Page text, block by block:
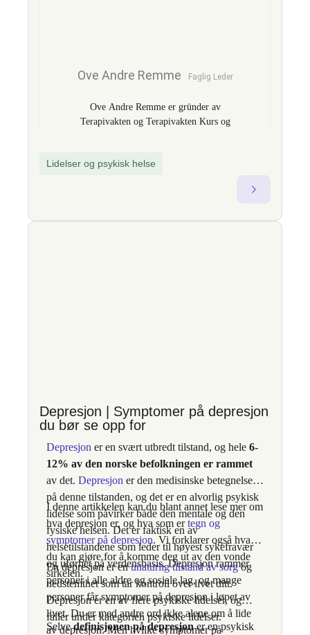
Ove Andre Remme Faglig Leder
Ove Andre Remme er gründer av
Terapivakten og Terapivakten Kurs og
avhengighetsterapi. Med over 18 års
teori og praktisk endringsarbeid. Som
Lidelser og psykisk helse
Depresjon | Symptomer på depresjon
du bør se opp for
Depresjon er en svært utbredt tilstand, og hele 6-
12% av den norske befolkningen er rammet
av det. Depresjon er den medisinske betegnelsen
på denne tilstanden, og det er en alvorlig psykisk
lidelse som påvirker både den mentale og den
fysiske helsen. Det er faktisk en av
helsetilstandene som leder til høyest sykefravær
og uførhet på verdensbasis. Depresjon rammer
personer i alle aldre og sosiale lag, og mange
personer får symptomer på depresjon i løpet av
livet. Du er med andre ord ikke alene om å lide
av depresjon. Men hvilke symptomer på
I denne artikkelen kan du blant annet lese mer om
hva depresjon er, og hva som ertegn og
symptomer på depresjon. Vi forklarer også hva
du kan gjøre for å komme deg ut av den vonde
sirkelen.
En depresjon er enunaturlig tilstand av sorgog
nedstemthet som tar kontroll over livet ditt.
Depresjon er en av flere psykiske lidelser, og
faller under kategorien psykiske lidelser.
Selvedefinisjonen på depresjoner en psykisk